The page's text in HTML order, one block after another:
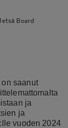
Board
on saanut
ja
ja
vuoden 2024